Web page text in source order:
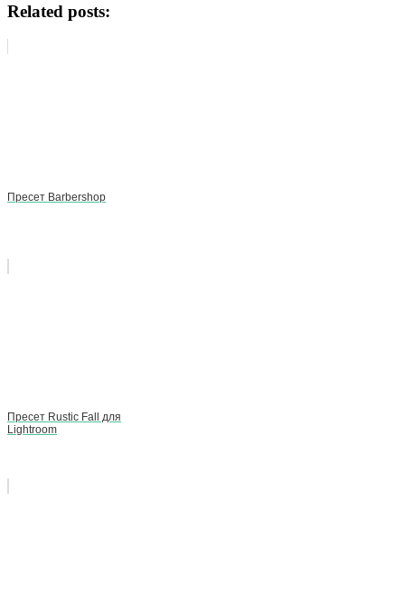
Related posts:
Пресет Barbershop
Пресет Rustic Fall для
Lightroom